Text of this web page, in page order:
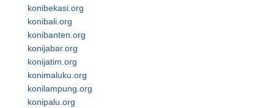
konibekasi.org
konibali.org
konibanten.org
konijabar.org
konijatim.org
konimaluku.org
konilampung.org
konipalu.org